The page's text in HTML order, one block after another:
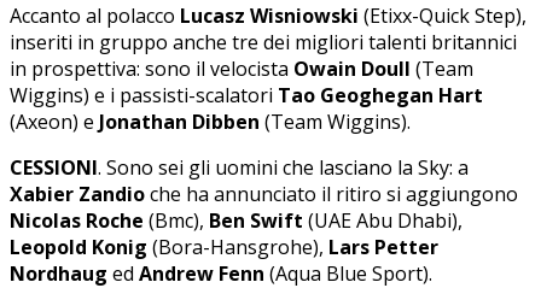
Accanto al polacco Lucasz Wisniowski (Etixx-Quick Step),
inseriti in gruppo anche tre dei migliori talenti britannici
in prospettiva: sono il velocista Owain Doull (Team
Wiggins) e i passisti-scalatori Tao Geoghegan Hart
(Axeon) e Jonathan Dibben (Team Wiggins).
CESSIONI. Sono sei gli uomini che lasciano la Sky: a
Xabier Zandioche ha annunciato il ritiro si aggiungono
Nicolas Roche (Bmc), Ben Swift (UAE Abu Dhabi),
Leopold Konig (Bora-Hansgrohe), Lars Petter
Nordhaug ed Andrew Fenn (Aqua Blue Sport).